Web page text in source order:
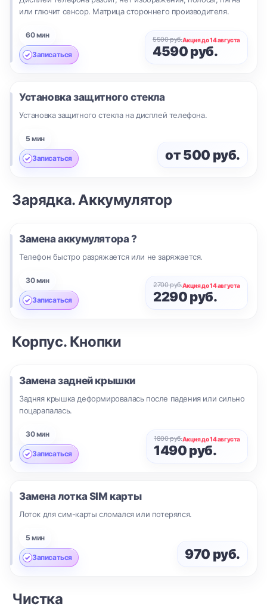
или глючит сенсор. Матрица стороннего производителя.
60 мин
Записаться
5500 руб.Акция до 14 августа
4590 руб.
Установка защитного стекла
Установка защитного стекла на дисплей телефона.
5 мин
Записаться от 500 руб.
Зарядка. Аккумулятор
Замена аккумулятора ?
Телефон быстро разряжается или не заряжается.
30 мин
Записаться
2700 руб.Акция до 14 августа
2290 руб.
Корпус. Кнопки
Замена задней крышки
Задняя крышка деформировалась после падения или сильно
поцарапалась.
30 мин
Записаться
1800 руб.Акция до 14 августа
1490 руб.
Замена лотка SIM карты
Лоток для сим-карты сломался или потерялся.
5 мин
Записаться 970 руб.
Чистка